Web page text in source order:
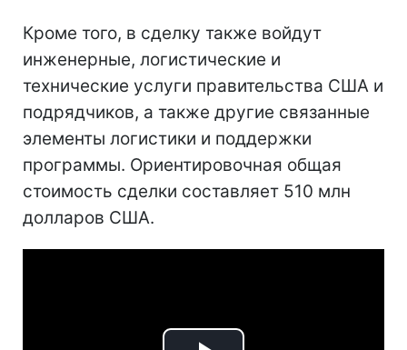
Кроме того, в сделку также войдут
инженерные, логистические и
технические услуги правительства США и
подрядчиков, а также другие связанные
элементы логистики и поддержки
программы. Ориентировочная общая
стоимость сделки составляет 510 млн
долларов США.